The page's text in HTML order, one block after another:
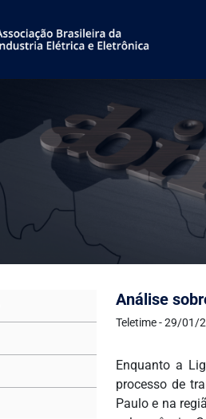
Análise
Teletime - 29/01/
Enquanto a
processo de
Paulo e na